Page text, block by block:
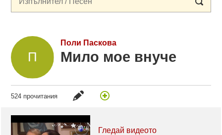
Поли Паскова
Мило мое внуче
524 прочитания
Гледай видеото